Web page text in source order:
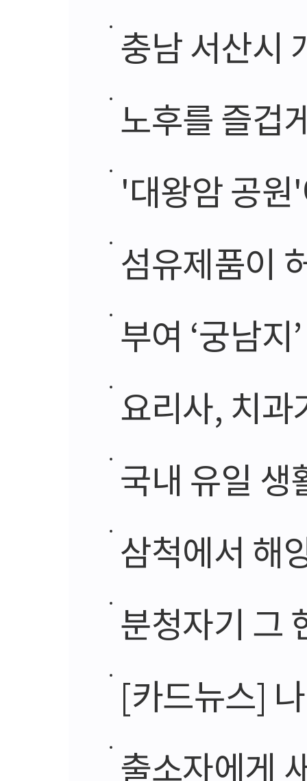
충남 서산시
노후를 즐겁
'대왕암 공
섬유제품이
부여 ‘궁남지
요리사, 치과
국내 유일 생
삼척에서 해
분청자기 그
[카드뉴스] 나른한
출소자에게